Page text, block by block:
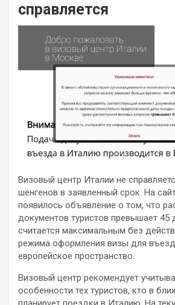
справляется
Визовый центр Италии не
шенгенов в заявленный срок. На
появилось объявление о том, что
документов туристов превышает 45
считается максимальным без
режима оформления визы для
европейское пространство.
Визовый центр рекомендует
особенности тех туристов, кто в